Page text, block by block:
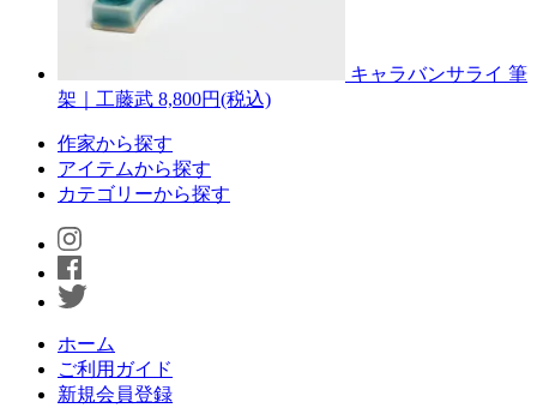
キャラバンサライ 筆
架｜工藤武 8,800円(税込)
作家から探す
アイテムから探す
カテゴリーから探す
ホーム
ご利用ガイド
新規会員登録